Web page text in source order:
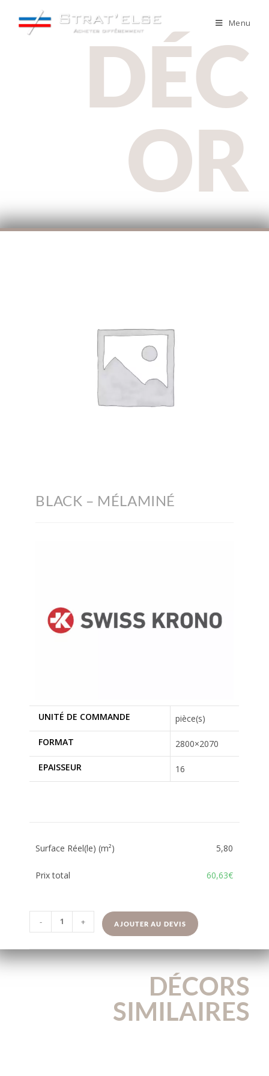
Menu
DÉC
OR
BLACK – MÉLAMINÉ
UNITÉ DE COMMANDE pièce(s)
FORMAT 2800×2070
EPAISSEUR 16
Surface Réel(le) (m²) 5,80
Prix total 60,63€
- + AJOUTER AU DEVIS
DÉCORS
SIMILAIRES